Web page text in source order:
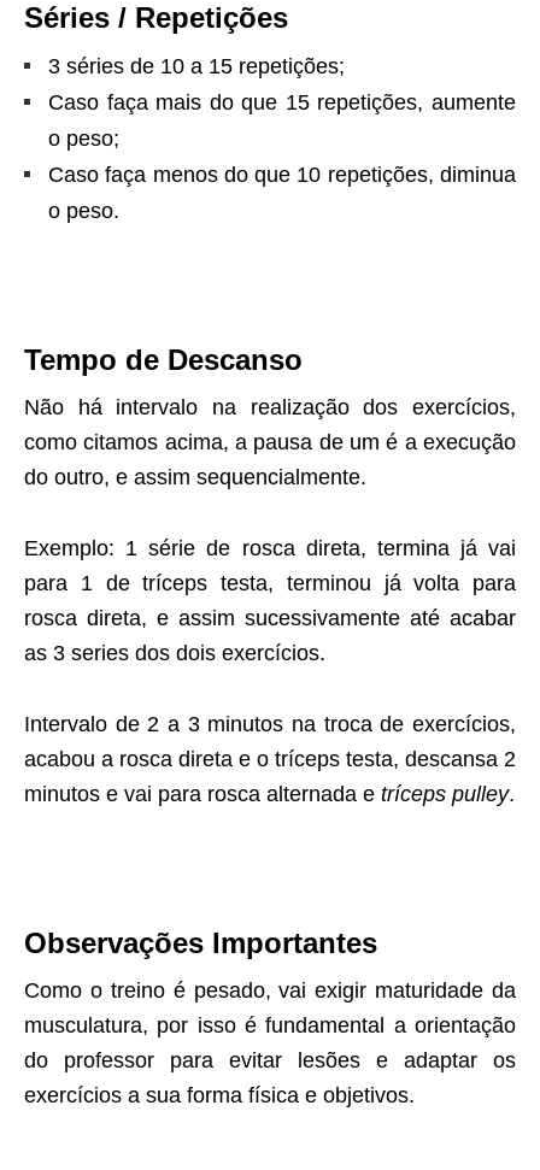
Séries / Repetições
3 séries de 10 a 15 repetições;
Caso faça mais do que 15 repetições, aumente
o peso;
Caso faça menos do que 10 repetições, diminua
o peso.
Tempo de Descanso
Não há intervalo na realização dos exercícios,
como citamos acima, a pausa de um é a execução
do outro, e assim sequencialmente.
Exemplo: 1 série de rosca direta, termina já vai
para 1 de tríceps testa, terminou já volta para
rosca direta, e assim sucessivamente até acabar
as 3 series dos dois exercícios.
Intervalo de 2 a 3 minutos na troca de exercícios,
acabou a rosca direta e o tríceps testa, descansa 2
minutos e vai para rosca alternada e tríceps pulley.
Observações Importantes
Como o treino é pesado, vai exigir maturidade da
musculatura, por isso é fundamental a orientação
do professor para evitar lesões e adaptar os
exercícios a sua forma física e objetivos.